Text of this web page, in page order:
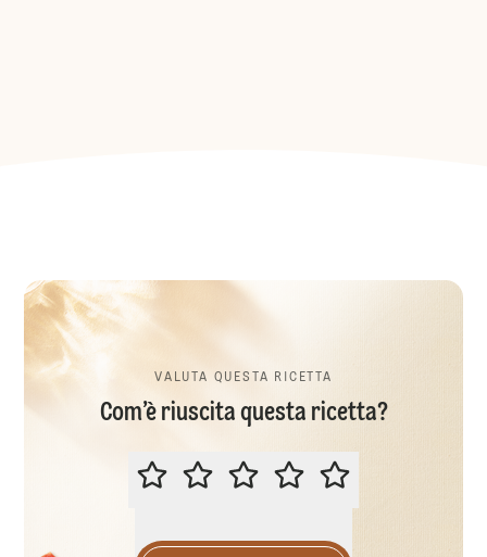
VALUTA QUESTA RICETTA
Com’è riuscita questa ricetta?
VALUTA QUESTA RICETTA